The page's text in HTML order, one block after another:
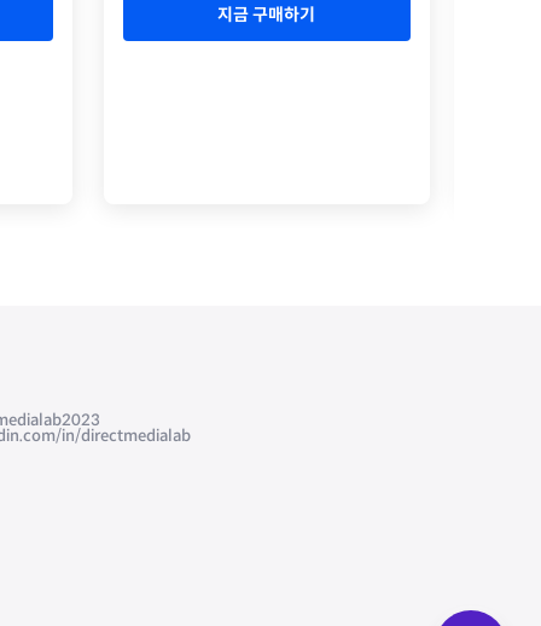
지금 구매하기
in/directmedialab